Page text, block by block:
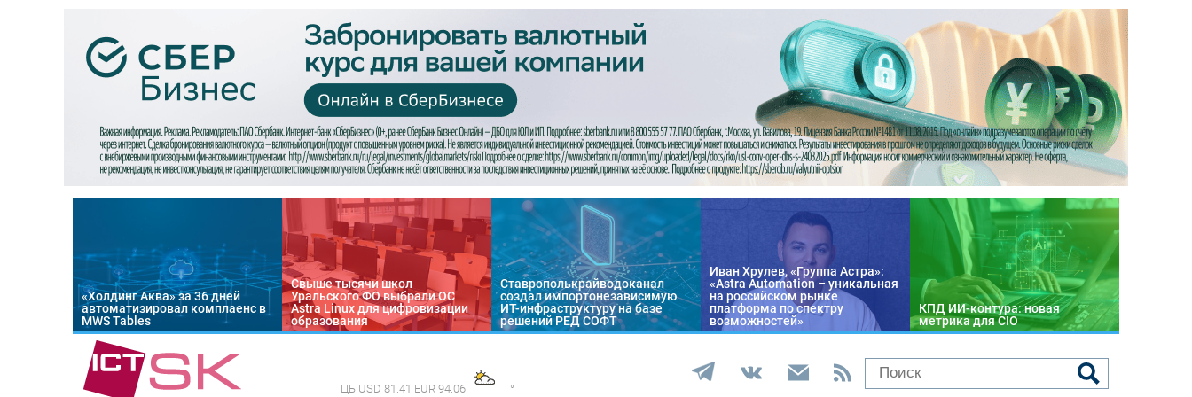
«Холдинг Аква» за 36 дней
автоматизировал комплаенс в
MWS Tables
Свыше тысячи школ
Уральского ФО выбрали ОС
Astra Linux для цифровизации
образования
Ставрополькрайводоканал
создал импортонезависимую
ИТ-инфраструктуру на базе
решений РЕД СОФТ
Иван Хрулев, «Группа Астра»:
«Astra Automation – уникальная
на российском рынке
платформа по спектру
возможностей»
КПД ИИ-контура: новая
метрика для CIO
ЦБ USD 81.41 EUR 94.06 °